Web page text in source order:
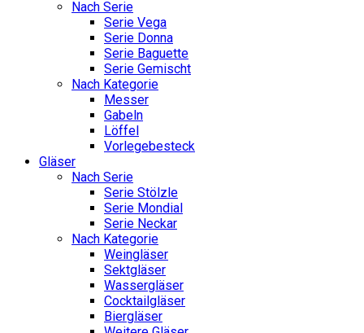
Nach Serie
Serie Vega
Serie Donna
Serie Baguette
Serie Gemischt
Nach Kategorie
Messer
Gabeln
Löffel
Vorlegebesteck
Gläser
Nach Serie
Serie Stölzle
Serie Mondial
Serie Neckar
Nach Kategorie
Weingläser
Sektgläser
Wassergläser
Cocktailgläser
Biergläser